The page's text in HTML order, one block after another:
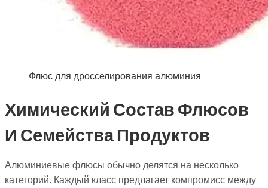
Флюс для дросселирования алюминия
Химический Состав Флюсов
И Семейства Продуктов
Алюминиевые флюсы обычно делятся на несколько
категорий. Каждый класс предлагает компромисс между